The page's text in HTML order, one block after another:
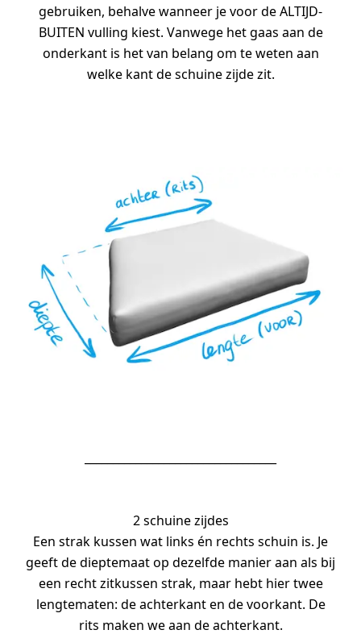
gebruiken, behalve wanneer je voor de ALTIJD-
BUITEN vulling kiest. Vanwege het gaas aan de
onderkant is het van belang om te weten aan
welke kant de schuine zijde zit.
2 schuine zijdes
Een strak kussen wat links én rechts schuin is. Je
geeft de dieptemaat op dezelfde manier aan als bij
een recht zitkussen strak, maar hebt hier twee
lengtematen: de achterkant en de voorkant. De
rits maken we aan de achterkant.